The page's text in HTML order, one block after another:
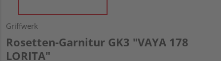
Griffwerk
Rosetten-Garnitur GK3 "VAYA 178
LORITA"